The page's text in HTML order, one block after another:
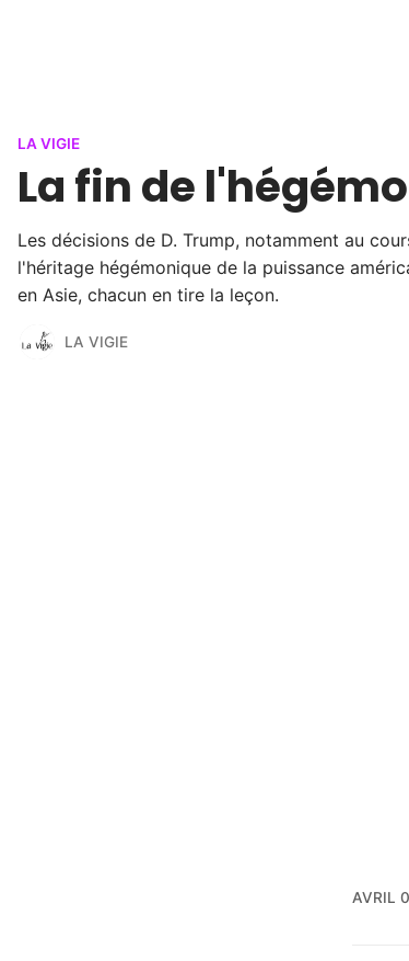
LA VIGIE
La fin de
Les décisions de D. Trump, notamment au
l'héritage hégémonique de la puissance
en Asie, chacun en tire la leçon.
LA VIGIE
AVRIL